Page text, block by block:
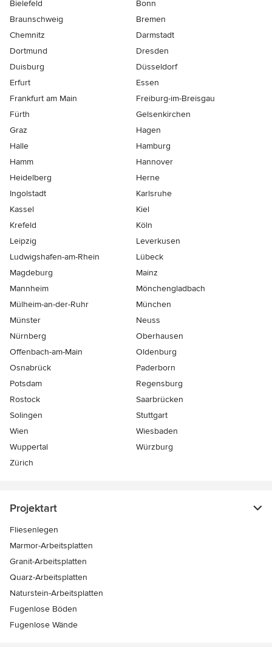
Bielefeld
Bonn
Braunschweig
Bremen
Chemnitz
Darmstadt
Dortmund
Dresden
Duisburg
Düsseldorf
Erfurt
Essen
Frankfurt am Main
Freiburg-im-Breisgau
Fürth
Gelsenkirchen
Graz
Hagen
Halle
Hamburg
Hamm
Hannover
Heidelberg
Herne
Ingolstadt
Karlsruhe
Kassel
Kiel
Krefeld
Köln
Leipzig
Leverkusen
Ludwigshafen-am-Rhein
Lübeck
Magdeburg
Mainz
Mannheim
Mönchen­gladbach
Mülheim-an-der-Ruhr
München
Münster
Neuss
Nürnberg
Oberhausen
Offenbach-am-Main
Oldenburg
Osnabrück
Paderborn
Potsdam
Regensburg
Rostock
Saarbrücken
Solingen
Stuttgart
Wien
Wiesbaden
Wuppertal
Würzburg
Zürich
Projektart
Fliesenlegen
Marmor-Arbeitsplatten
Granit-Arbeitsplatten
Quarz-Arbeitsplatten
Naturstein-Arbeitsplatten
Fugenlose Böden
Fugenlose Wände